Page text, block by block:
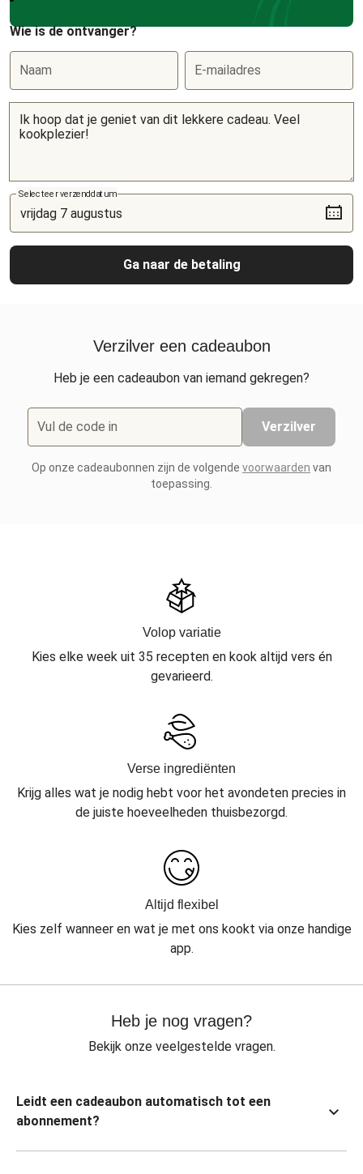
Wie is de ontvanger?
Naam E-mailadres
Selecteer verzenddatum
Ga naar de betaling
Verzilver een cadeaubon
Heb je een cadeaubon van iemand gekregen?
Vul de code in Verzilver
Op onze cadeaubonnen zijn de volgende voorwaarden van
toepassing.
Volop variatie
Kies elke week uit 35 recepten en kook altijd vers én
gevarieerd.
Verse ingrediënten
Krijg alles wat je nodig hebt voor het avondeten precies in
de juiste hoeveelheden thuisbezorgd.
Altijd flexibel
Kies zelf wanneer en wat je met ons kookt via onze handige
app.
Heb je nog vragen?
Bekijk onze veelgestelde vragen.
Leidt een cadeaubon automatisch tot een
abonnement?